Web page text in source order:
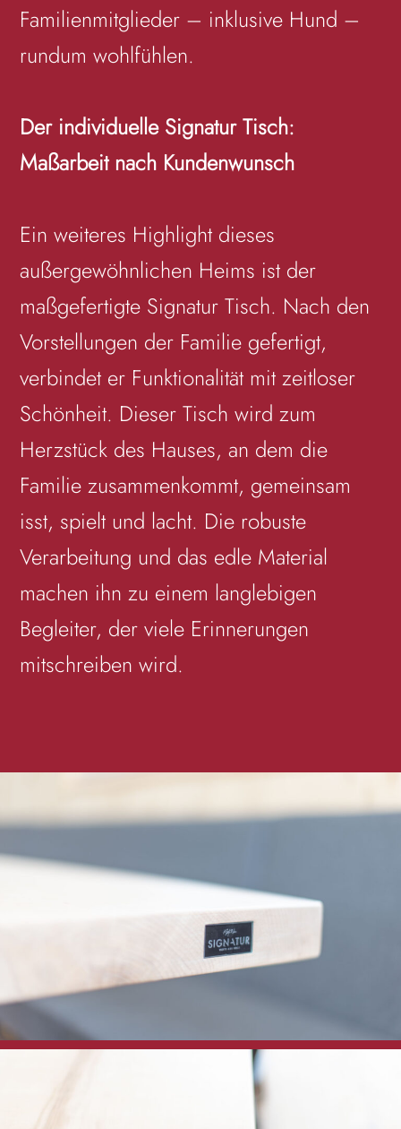
Familienmitglieder – inklusive Hund –
rundum wohlfühlen.
Der individuelle Signatur Tisch:
Maßarbeit nach Kundenwunsch
Ein weiteres Highlight dieses
außergewöhnlichen Heims ist der
maßgefertigte Signatur Tisch. Nach den
Vorstellungen der Familie gefertigt,
verbindet er Funktionalität mit zeitloser
Schönheit. Dieser Tisch wird zum
Herzstück des Hauses, an dem die
Familie zusammenkommt, gemeinsam
isst, spielt und lacht. Die robuste
Verarbeitung und das edle Material
machen ihn zu einem langlebigen
Begleiter, der viele Erinnerungen
mitschreiben wird.